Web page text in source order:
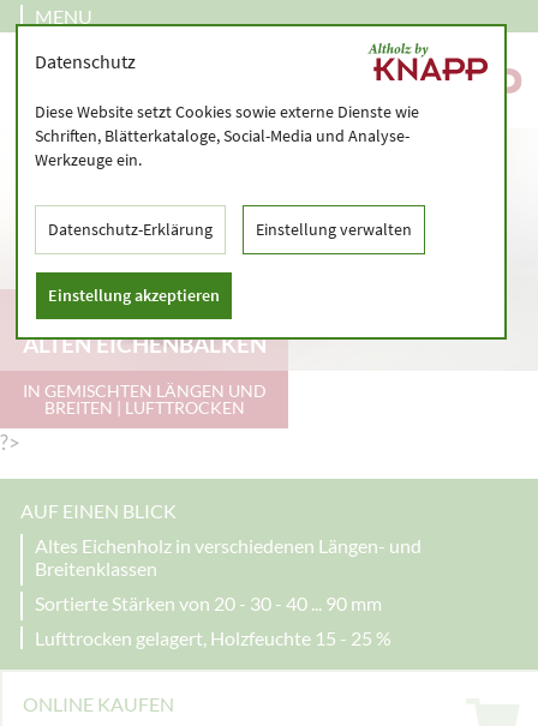
MENU
AUSSENSEITEN VON A
LTEN EICHENBALKEN
IN GEMISCHTEN LÄNGEN UND
BREITEN | LUFTTROCKEN
?>
AUF EINEN BLICK
Altes Eichenholz in verschiedenen Längen- und
Breitenklassen
Sortierte Stärken von 20 - 30 - 40 ... 90 mm
Lufttrocken gelagert, Holzfeuchte 15 - 25 %
ONLINE KAUFEN
Datenschutz
Diese Website setzt Cookies sowie externe Dienste wie
Schriften, Blätterkataloge, Social-Media und Analyse-
Werkzeuge ein.
Datenschutz-Erklärung Einstellung verwalten
Einstellung akzeptieren